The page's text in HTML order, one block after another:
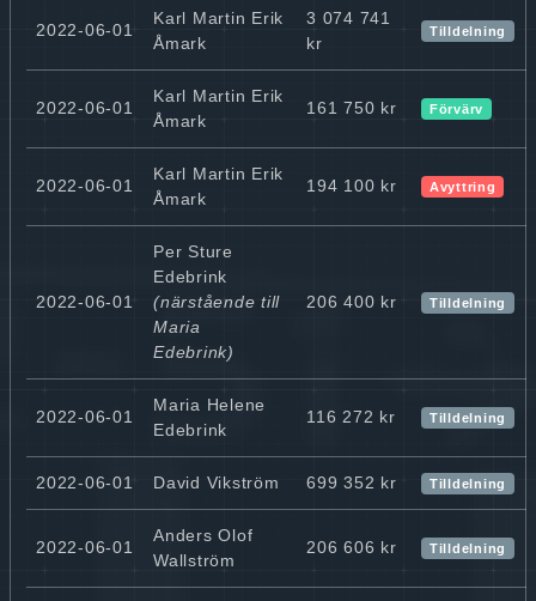
2022-06-01
Karl Martin Erik
Åmark
3 074 741
kr
Tilldelning
2022-06-01
Karl Martin Erik
Åmark
161 750 kr Förvärv
2022-06-01
Karl Martin Erik
Åmark
194 100 kr Avyttring
2022-06-01
Per Sture
Edebrink
(närstående till
Maria
Edebrink)
206 400 kr Tilldelning
2022-06-01
Maria Helene
Edebrink
116 272 kr Tilldelning
2022-06-01 David Vikström 699 352 kr Tilldelning
2022-06-01
Anders Olof
Wallström
206 606 kr Tilldelning